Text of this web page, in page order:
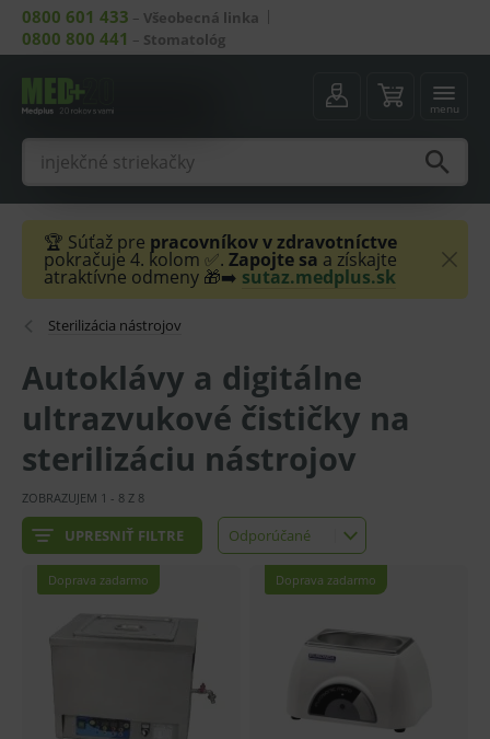
0800 601 433 – Všeobecná linka
0800 800 441 – Stomatológ
menu
🏆 Súťaž pre pracovníkov v zdravotníctve
pokračuje 4. kolom ✅. Zapojte sa a získajte
atraktívne odmeny 🎁➡️ sutaz.medplus.sk
Sterilizácia nástrojov
Autoklávy a digitálne
ultrazvukové čističky na
sterilizáciu nástrojov
UPRESNIŤ FILTRE Odporúčané
Odporúčané
Najlacnejšie
ZOBRAZUJEM 1 - 8 Z 8
Doprava zadarmo Doprava zadarmo